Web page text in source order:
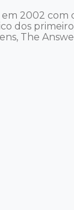
2002 com
dos
The